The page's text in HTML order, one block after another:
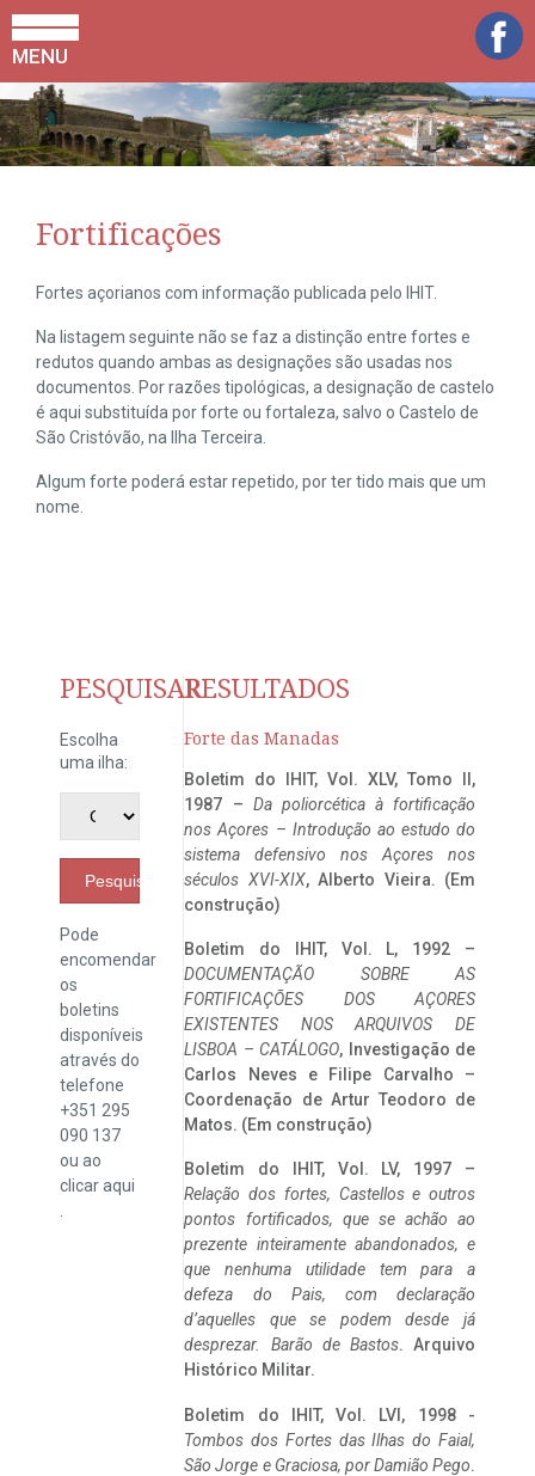
MENU
Fortificações
Fortes açorianos com informação publicada pelo IHIT.
Na listagem seguinte não se faz a distinção entre fortes e
redutos quando ambas as designações são usadas nos
documentos. Por razões tipológicas, a designação de castelo
é aqui substituída por forte ou fortaleza, salvo o Castelo de
São Cristóvão, na Ilha Terceira.
Algum forte poderá estar repetido, por ter tido mais que um
nome.
PESQUISAR
Escolha
uma ilha:
Pesquisar
Pode
encomendar
os
boletins
disponíveis
através do
telefone
+351 295
090 137
ou ao
clicaraqui
RESULTADOS
Forte das Manadas
Boletim do IHIT, Vol. XLV, Tomo II,
1987 – Da poliorcética à fortificação
nos Açores – Introdução ao estudo do
sistema defensivo nos Açores nos
séculos XVI-XIX, Alberto Vieira. (Em
construção)
Boletim do IHIT, Vol. L, 1992 –
DOCUMENTAÇÃO SOBRE AS
FORTIFICAÇÕES DOS AÇORES
EXISTENTES NOS ARQUIVOS DE
LISBOA – CATÁLOGO, Investigação de
Carlos Neves e Filipe Carvalho –
Coordenação de Artur Teodoro de
Matos. (Em construção)
Boletim do IHIT, Vol. LV, 1997 –
Relação dos fortes, Castellos e outros
pontos fortificados, que se achão ao
prezente inteiramente abandonados, e
que nenhuma utilidade tem para a
defeza do Pais, com declaração
d’aquelles que se podem desde já
desprezar. Barão de Bastos. Arquivo
Histórico Militar.
Boletim do IHIT, Vol. LVI, 1998 -
Tombos dos Fortes das Ilhas do Faial,
São Jorge e Graciosa, por Damião Pego.